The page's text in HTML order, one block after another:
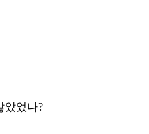
았었나?